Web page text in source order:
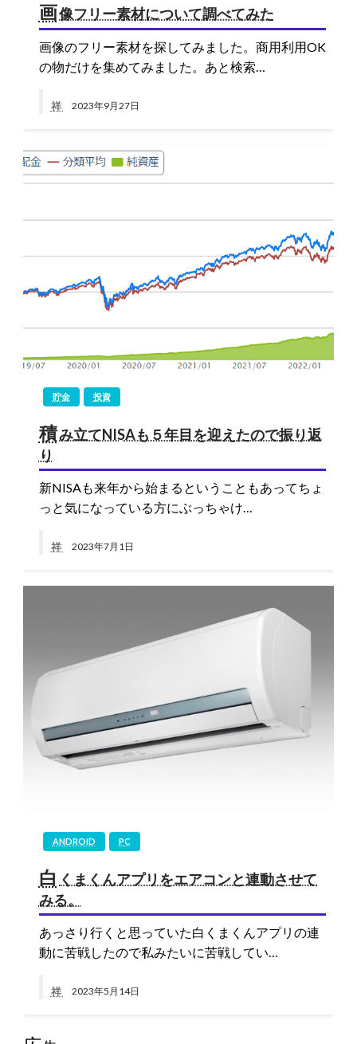
画像フリー素材について調べてみた
画像のフリー素材を探してみました。商用利用OK
の物だけを集めてみました。あと検索…
祥 2023年9月27日
貯金 投資
積み立てNISAも５年目を迎えたので振り返
り
新NISAも来年から始まるということもあってちょ
っと気になっている方にぶっちゃけ…
祥 2023年7月1日
ANDROID PC
白 くまくんアプリをエアコンと連動させて
みる。
あっさり行くと思っていた白くまくんアプリの連
動に苦戦したので私みたいに苦戦してい…
祥 2023年5月14日